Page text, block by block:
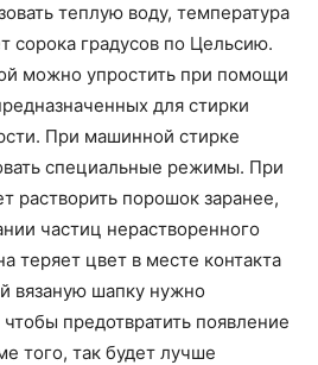
теплую воду, температура
сорока градусов по Цельсию.
можно упростить при помощи
для стирки
При машинной стирке
специальные режимы. При
растворить порошок заранее,
частиц нерастворенного
теряет цвет в месте контакта
вязаную шапку нужно
предотвратить появление
того, так будет лучше